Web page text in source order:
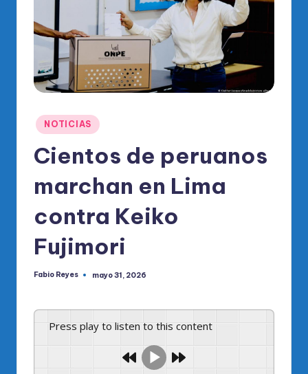
di
O
al
R
M
Publicado
en
NOTICIAS
Cientos de peruanos
marchan en Lima
contra Keiko
Fujimori
Publicado
Fabio Reyes mayo 31, 2026
Press play to listen to this content